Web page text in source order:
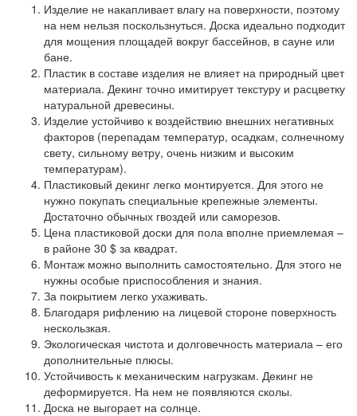
Изделие не накапливает влагу на поверхности, поэтому
на нем нельзя поскользнуться. Доска идеально подходит
для мощения площадей вокруг бассейнов, в сауне или
бане.
Пластик в составе изделия не влияет на природный цвет
материала. Декинг точно имитирует текстуру и расцветку
натуральной древесины.
Изделие устойчиво к воздействию внешних негативных
факторов (перепадам температур, осадкам, солнечному
свету, сильному ветру, очень низким и высоким
температурам).
Пластиковый декинг легко монтируется. Для этого не
нужно покупать специальные крепежные элементы.
Достаточно обычных гвоздей или саморезов.
Цена пластиковой доски для пола вполне приемлемая –
в районе 30 $ за квадрат.
Монтаж можно выполнить самостоятельно. Для этого не
нужны особые приспособления и знания.
За покрытием легко ухаживать.
Благодаря рифлению на лицевой стороне поверхность
нескользкая.
Экологическая чистота и долговечность материала – его
дополнительные плюсы.
Устойчивость к механическим нагрузкам. Декинг не
деформируется. На нем не появляются сколы.
Доска не выгорает на солнце.